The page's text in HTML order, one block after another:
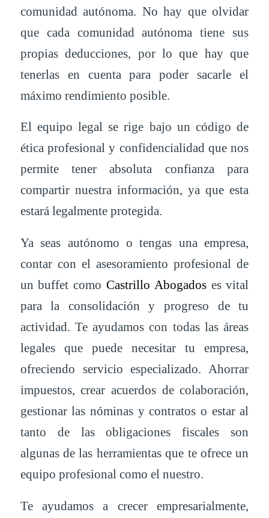
comunidad autónoma. No hay que olvidar
que cada comunidad autónoma tiene sus
propias deducciones, por lo que hay que
tenerlas en cuenta para poder sacarle el
máximo rendimiento posible.
El equipo legal se rige bajo un código de
ética profesional y confidencialidad que nos
permite tener absoluta confianza para
compartir nuestra información, ya que esta
estará legalmente protegida.
Ya seas autónomo o tengas una empresa,
contar con el asesoramiento profesional de
un buffet como Castrillo Abogadoses vital
para la consolidación y progreso de tu
actividad. Te ayudamos con todas las áreas
legales que puede necesitar tu empresa,
ofreciendo servicio especializado. Ahorrar
impuestos, crear acuerdos de colaboración,
gestionar las nóminas y contratos o estar al
tanto de las obligaciones fiscales son
algunas de las herramientas que te ofrece un
equipo profesional como el nuestro.
Te ayudamos a crecer empresarialmente,